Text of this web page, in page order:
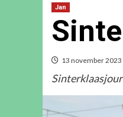
Jan
13 november 2023